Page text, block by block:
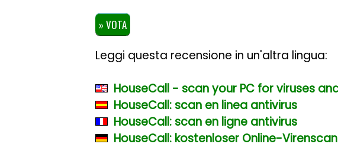
» VOTA
Leggi questa recensione in un'altra lingua:
HouseCall - scan your PC for viruses
HouseCall: scan en linea antivirus
HouseCall: scan en ligne antivirus
HouseCall: kostenloser Online-